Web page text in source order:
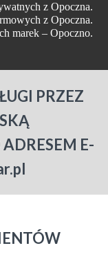
z Opoczna.
z Opoczna.
marek – Opoczno.
PRZEZ
E-